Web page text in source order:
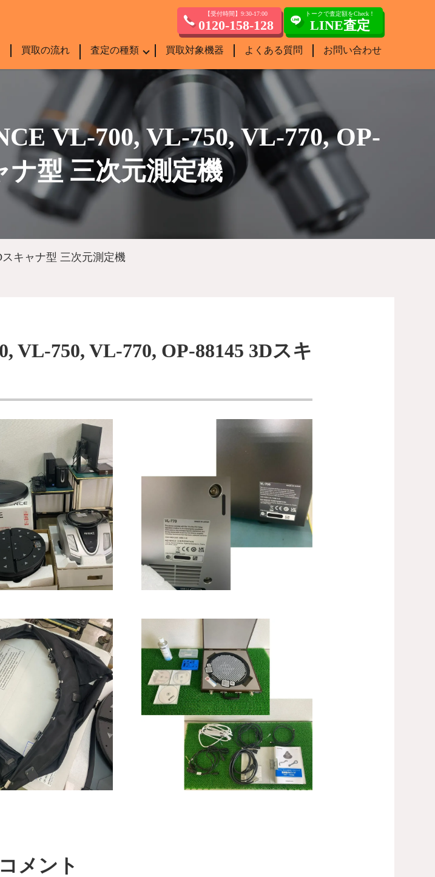
【受付時間】9:30-17:00
0120-158-128
トークで査定額をCheck！
LINE査定
買取の流れ 査定の種類 買取対象機器 よくある質問 お問い合わせ
VL-700, VL-750, VL-770, OP-
ナ型 三次元測定機
キャナ型 三次元測定機
VL-750, VL-770, OP-88145 3Dスキ
メント